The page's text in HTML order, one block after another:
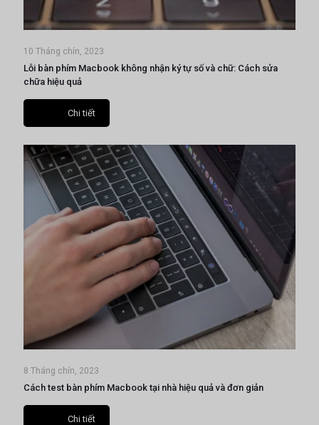
10 Tháng chín, 2023
Lỗi bàn phím Macbook không nhận ký tự số và chữ: Cách sửa
chữa hiệu quả
Chi tiết
8 Tháng chín, 2023
Cách test bàn phím Macbook tại nhà hiệu quả và đơn giản
Chi tiết